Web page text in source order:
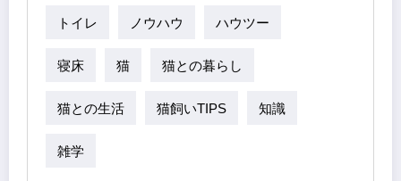
トイレ ノウハウ ハウツー
寝床 猫 猫との暮らし
猫との生活 猫飼いTIPS 知識
雑学